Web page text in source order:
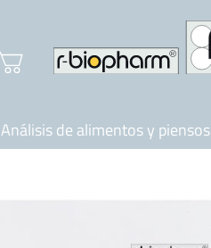
Análisis de alimentos y piensos